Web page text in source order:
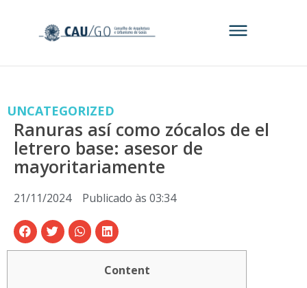
UNCATEGORIZED
Ranuras así­ como zócalos de el
letrero base: asesor de
mayoritariamente
21/11/2024 Publicado às 03:34
Content